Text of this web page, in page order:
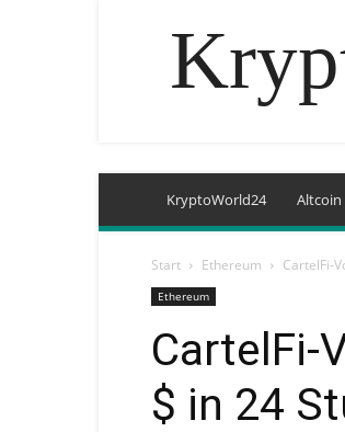
KryptoWorld24 Altcoin
Start Ethereum CartelFi-
Ethereum
CartelFi-
$ in 24